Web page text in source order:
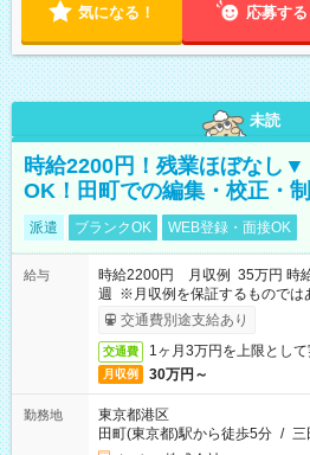
気になる！ 応募する
未読
時給2200円！残業ほぼなし▼
OK！田町での編集・校正・
派遣 ブランクOK WEB登録・面接OK
給与
時給2200円 月収例 35万円 時
週 ※月収例を保証するものでは
ービス利用可（利用条件有）
交通費別途支給あり
交通費 1ヶ月3万円を上限とし
月収例 30万円～
勤務地
東京都港区
田町(東京都)駅から徒歩5分 / 三